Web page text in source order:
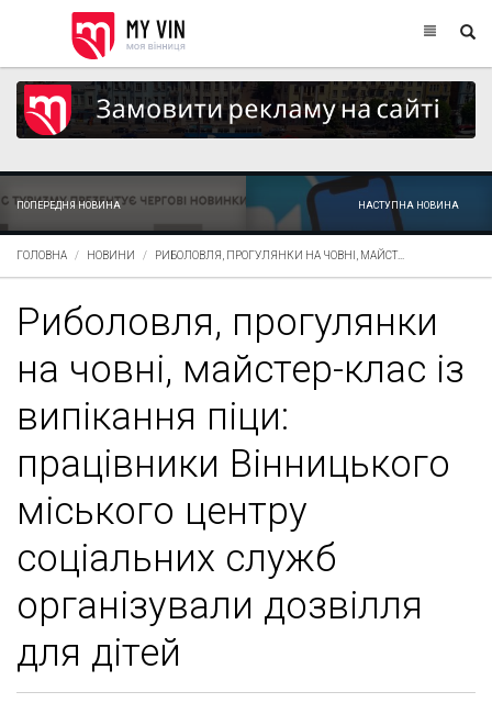
ПОПЕРЕДНЯ НОВИНА НАСТУПНА НОВИНА
ГОЛОВНА НОВИНИ РИБОЛОВЛЯ, ПРОГУЛЯНКИ НА ЧОВНІ, МАЙСТ...
Риболовля, прогулянки
на човні, майстер-клас із
випікання піци:
працівники Вінницького
міського центру
соціальних служб
організували дозвілля
для дітей